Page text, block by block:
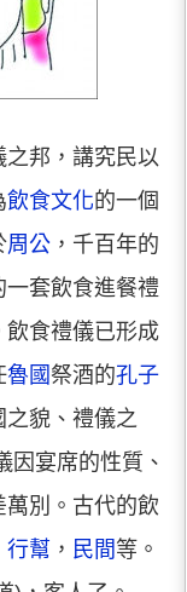
邦，講究民以
飲食文化的一個
周公 ，千百年的
套飲食進餐禮
食禮儀已形成
魯國 祭酒的孔子
之貌、禮儀之
因宴席的性質、
萬別。古代的飲
行幫 ， 民間等。